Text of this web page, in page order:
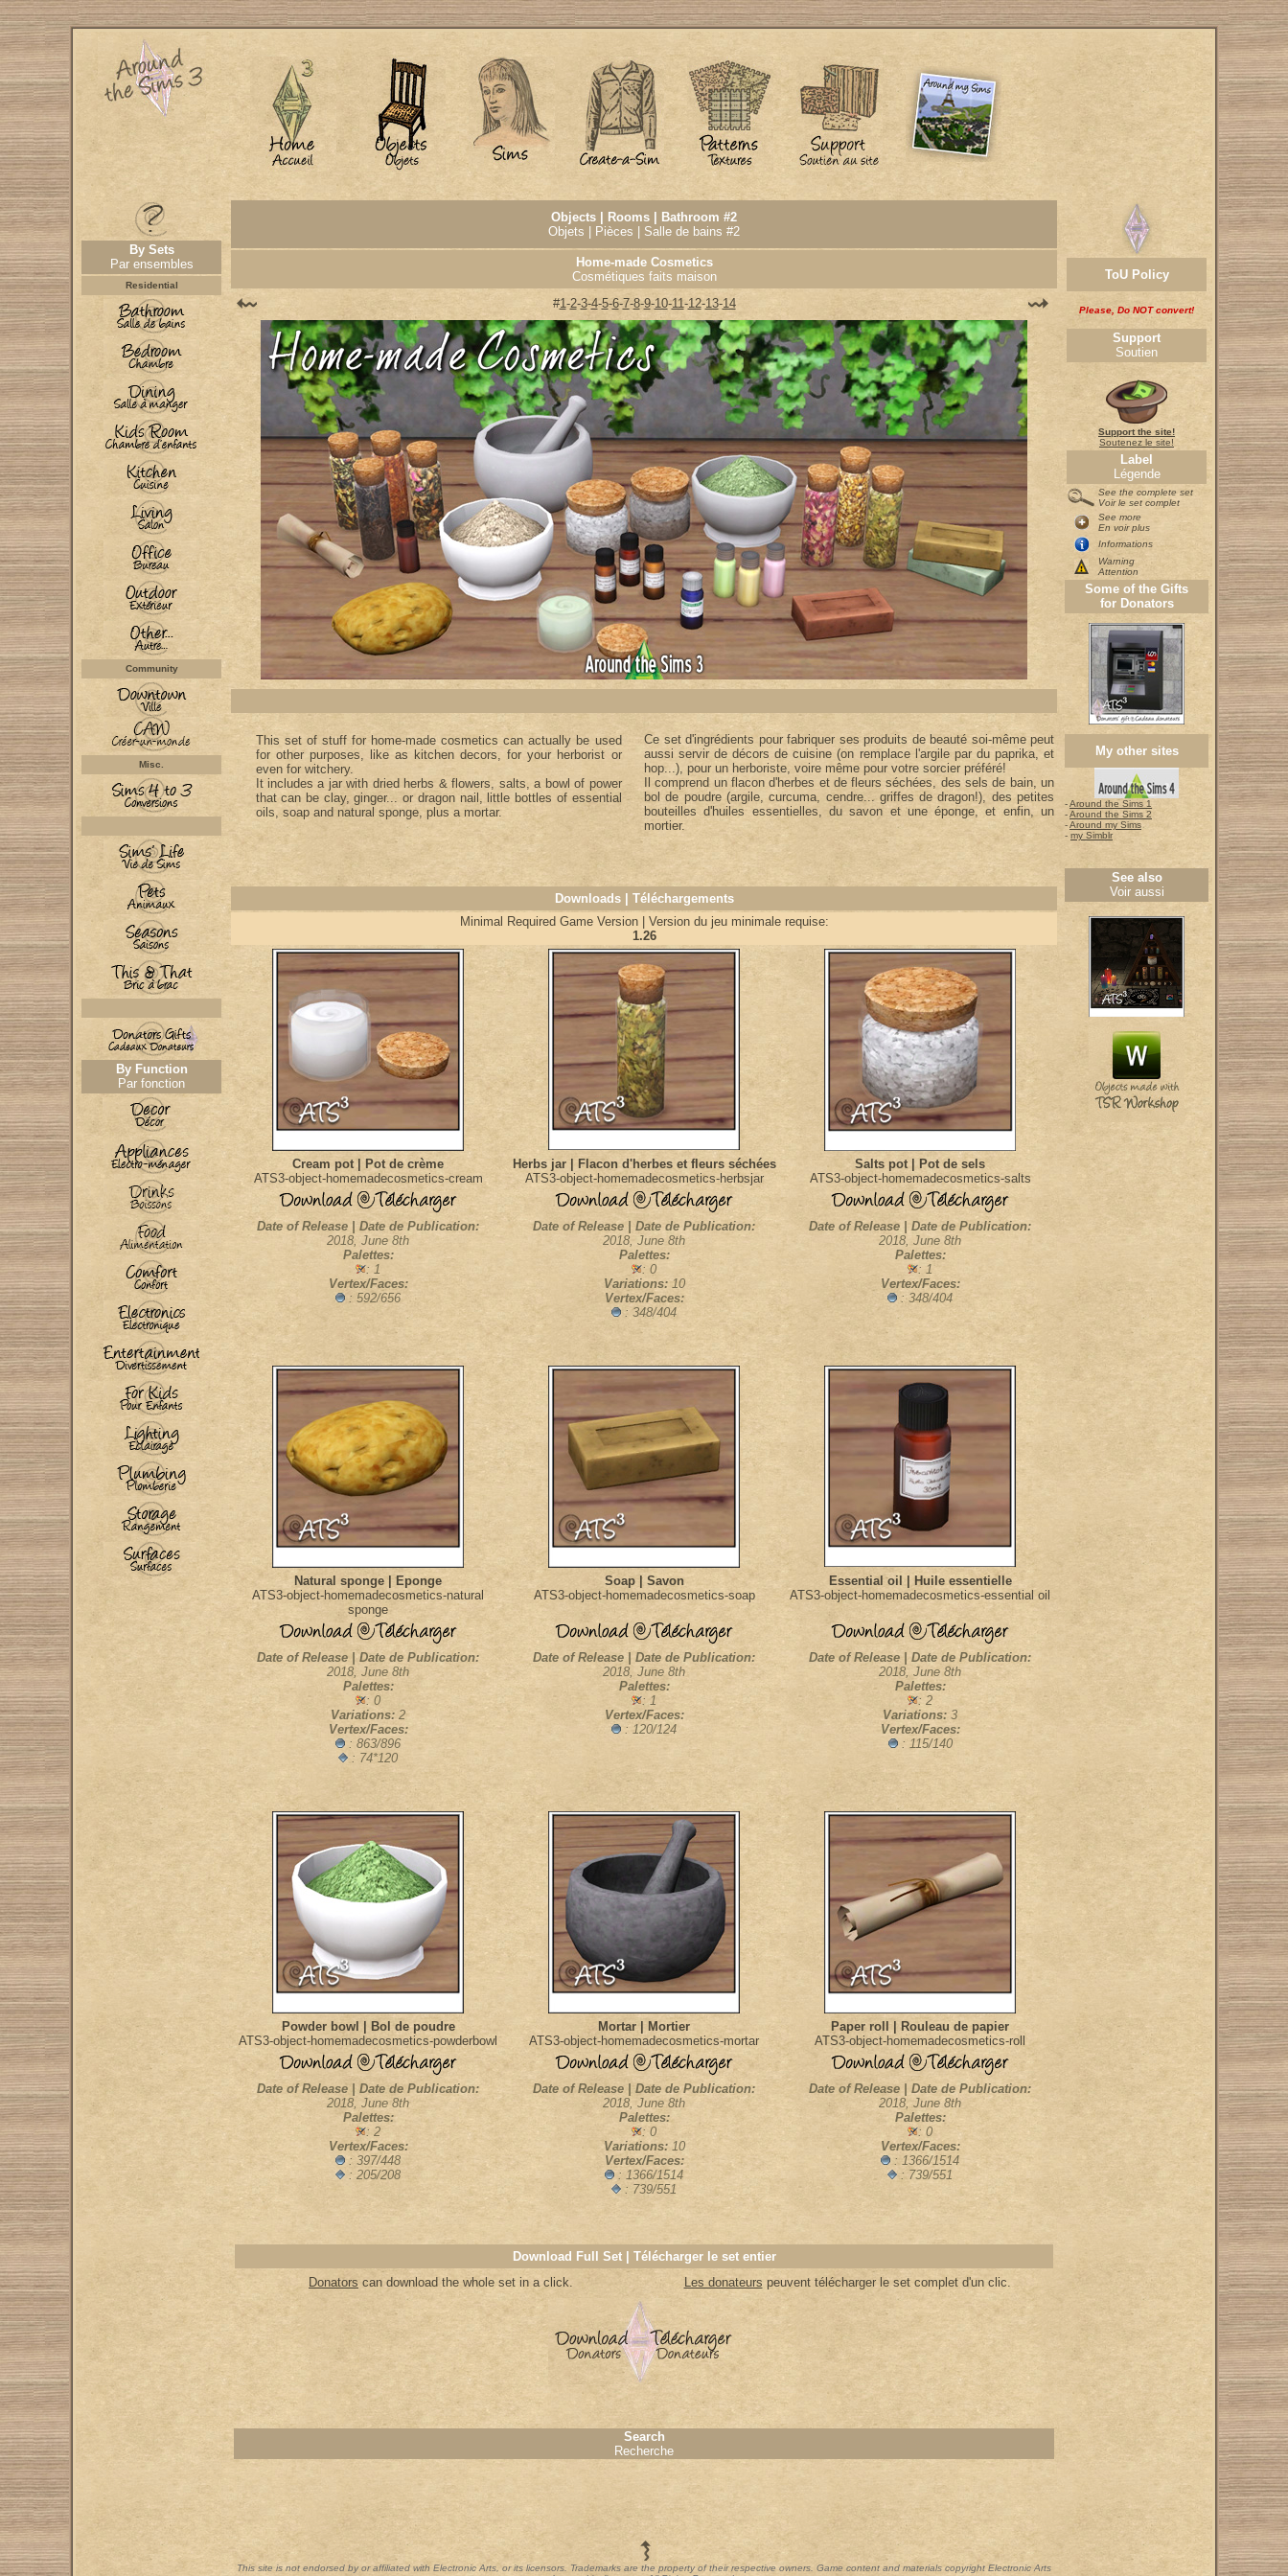
By Sets
Par ensembles
Residential
Community
Misc.
By Function
Par fonction
Objects | Rooms | Bathroom #2
Objets | Pièces | Salle de bains #2
Home-made Cosmetics
Cosmétiques faits maison
#1-2-3-4-5-6-7-8-9-10-11-12-13-14
This set of stuff for home-made cosmetics can actually be used
for other purposes, like as kitchen decors, for your herborist or
even for witchery.
It includes a jar with dried herbs & flowers, salts, a bowl of power
that can be clay, ginger... or dragon nail, little bottles of essential
oils, soap and natural sponge, plus a mortar.
Ce set d'ingrédients pour fabriquer ses produits de beauté soi-même peut
aussi servir de décors de cuisine (on remplace l'argile par du paprika, et
hop...), pour un herboriste, voire même pour votre sorcier préféré!
Il comprend un flacon d'herbes et de fleurs séchées, des sels de bain, un
bol de poudre (argile, curcuma, cendre... griffes de dragon!), des petites
bouteilles d'huiles essentielles, du savon et une éponge, et enfin, un
mortier.
Downloads | Téléchargements
Minimal Required Game Version | Version du jeu minimale requise:
1.26
Cream pot | Pot de crème
ATS3-object-homemadecosmetics-cream
Herbs jar | Flacon d'herbes et fleurs séchées
ATS3-object-homemadecosmetics-herbsjar
Salts pot | Pot de sels
ATS3-object-homemadecosmetics-salts
Date of Release | Date de Publication:
2018, June 8th
Palettes:
: 1
Vertex/Faces:
: 592/656
Date of Release | Date de Publication:
2018, June 8th
Palettes:
: 0
Variations:10
Vertex/Faces:
: 348/404
Date of Release | Date de Publication:
2018, June 8th
Palettes:
: 1
Vertex/Faces:
: 348/404
Natural sponge | Eponge
ATS3-object-homemadecosmetics-natural
sponge
Soap | Savon
ATS3-object-homemadecosmetics-soap
Essential oil | Huile essentielle
ATS3-object-homemadecosmetics-essential oil
Date of Release | Date de Publication:
2018, June 8th
Palettes:
: 0
Variations: 2
Vertex/Faces:
: 863/896
: 74*120
Date of Release | Date de Publication:
2018, June 8th
Palettes:
: 1
Vertex/Faces:
: 120/124
Date of Release | Date de Publication:
2018, June 8th
Palettes:
: 2
Variations: 3
Vertex/Faces:
: 115/140
Powder bowl | Bol de poudre
ATS3-object-homemadecosmetics-powderbowl
Mortar | Mortier
ATS3-object-homemadecosmetics-mortar
Paper roll | Rouleau de papier
ATS3-object-homemadecosmetics-roll
Date of Release | Date de Publication:
2018, June 8th
Palettes:
: 2
Vertex/Faces:
: 397/448
: 205/208
Date of Release | Date de Publication:
2018, June 8th
Palettes:
: 0
Variations: 10
Vertex/Faces:
: 1366/1514
: 739/551
Date of Release | Date de Publication:
2018, June 8th
Palettes:
: 0
Vertex/Faces:
: 1366/1514
: 739/551
Download Full Set | Télécharger le set entier
Donators can download the whole set in a click. Les donateurs peuvent télécharger le set complet d'un clic.
ToU Policy
Please, Do NOT convert!
Support
Soutien
Support the site!
Soutenez le site!
Label
Légende
See the complete set
Voir le set complet
See more
En voir plus
Informations
Warning
Attention
Some of the Gifts
for Donators
My other sites
-Around the Sims 1
-Around the Sims 2
-Around my Sims
- my Simblr
See also
Voir aussi
Search
Recherche
This site is not endorsed by or affiliated with Electronic Arts, or its licensors. Trademarks are the property of their respective owners. Game content and materials copyright Electronic Arts